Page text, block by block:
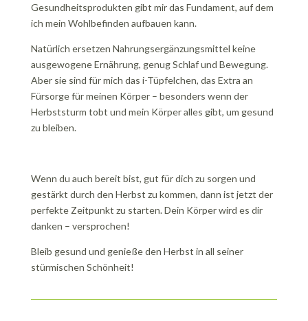
Gesundheitsprodukten gibt mir das Fundament, auf dem
ich mein Wohlbefinden aufbauen kann.
Natürlich ersetzen Nahrungsergänzungsmittel keine
ausgewogene Ernährung, genug Schlaf und Bewegung.
Aber sie sind für mich das i-Tüpfelchen, das Extra an
Fürsorge für meinen Körper – besonders wenn der
Herbststurm tobt und mein Körper alles gibt, um gesund
zu bleiben.
Wenn du auch bereit bist, gut für dich zu sorgen und
gestärkt durch den Herbst zu kommen, dann ist jetzt der
perfekte Zeitpunkt zu starten. Dein Körper wird es dir
danken – versprochen!
Bleib gesund und genieße den Herbst in all seiner
stürmischen Schönheit!